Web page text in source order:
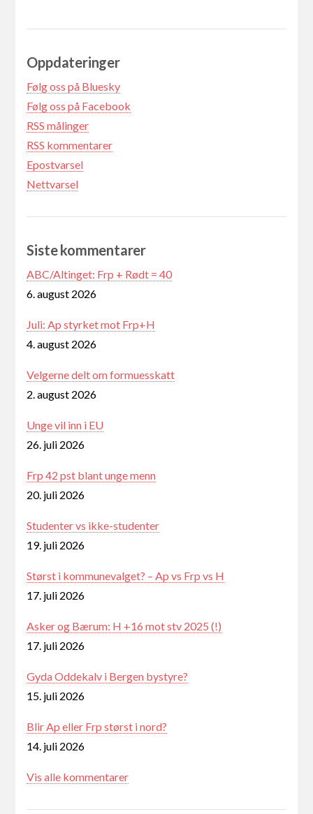
Oppdateringer
Følg oss på Bluesky
Følg oss på Facebook
RSS målinger
RSS kommentarer
Epostvarsel
Nettvarsel
Siste kommentarer
ABC/Altinget: Frp + Rødt = 40
6. august 2026
Juli: Ap styrket mot Frp+H
4. august 2026
Velgerne delt om formuesskatt
2. august 2026
Unge vil inn i EU
26. juli 2026
Frp 42 pst blant unge menn
20. juli 2026
Studenter vs ikke-studenter
19. juli 2026
Størst i kommunevalget? – Ap vs Frp vs H
17. juli 2026
Asker og Bærum: H +16 mot stv 2025 (!)
17. juli 2026
Gyda Oddekalv i Bergen bystyre?
15. juli 2026
Blir Ap eller Frp størst i nord?
14. juli 2026
Vis alle kommentarer